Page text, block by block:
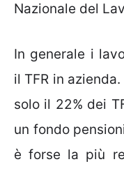
Nazionale del
In generale i
il TFR in
solo il 22% dei
un fondo
è forse la più